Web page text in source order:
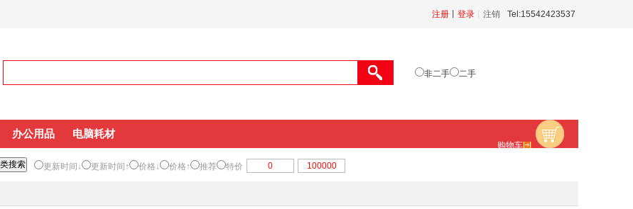
Tel:15542423537
注销
注册 登录
非二手 二手
购物车
办公用品 电脑耗材
更新时间↓ 更新时间↑ 价格↓ 价格↑ 推荐 特价